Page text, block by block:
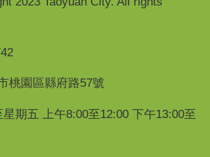
桃園區縣府路57號
期五 上午8:00至12:00 下午13:00至